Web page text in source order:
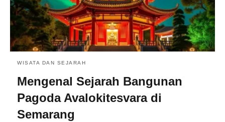
WISATA DAN SEJARAH
Mengenal Sejarah Bangunan
Pagoda Avalokitesvara di
Semarang